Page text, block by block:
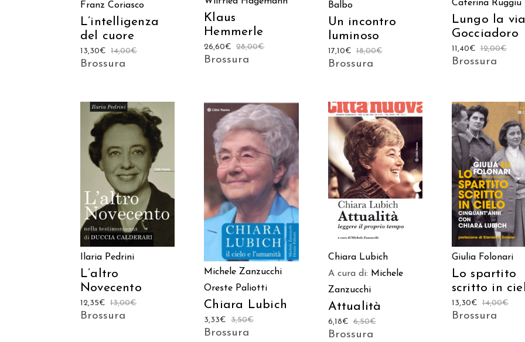
Franz Coriasco
L’intelligenza
del cuore
14,00€
13,30€
Brossura
Klaus
Hemmerle
28,00€
26,60€
Brossura
Balbo
Un incontro
luminoso
18,00€
17,10€
Brossura
Caterina Ruggiu
Lungo la
Gocciadoro
12,00€
11,40€
Brossura
AGGIUNGI AL
CARRELLO
Ilaria Pedrini
L’altro
Novecento
13,00€
12,35€
Brossura
AGGIUNGI AL
CARRELLO
Michele Zanzucchi
Oreste Paliotti
Chiara Lubich
3,50€
3,33€
Brossura
AGGIUNGI AL
CARRELLO
Chiara Lubich
A cura di: Michele
Zanzucchi
Attualità
6,50€
6,18€
Brossura
AGGIUNGI AL
CARRELLO
Giulia Folonari
Lo spartito
scritto in
14,00€
13,30€
Brossura